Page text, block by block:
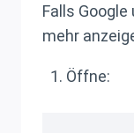
Falls
mehr
Öffne: